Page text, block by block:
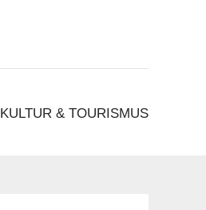
KULTUR & TOURISMUS